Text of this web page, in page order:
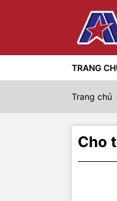
TRANG
Trang chủ
Cho